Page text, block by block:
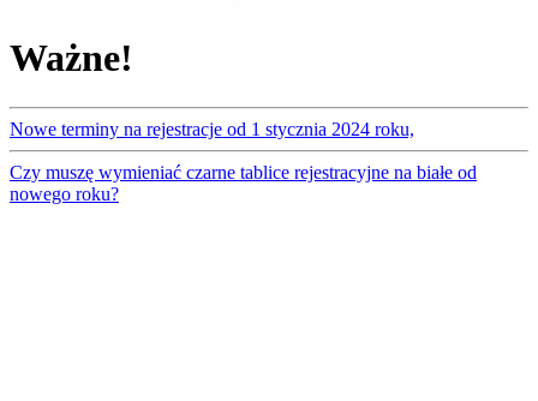
Ważne!
Nowe terminy na rejestracje od 1 stycznia 2024 roku,
Czy muszę wymieniać czarne tablice rejestracyjne na białe od
nowego roku?